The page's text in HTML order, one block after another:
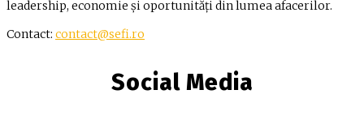
leadership, economie și oportunități din lumea afacerilor.
Contact: contact@sefi.ro
Social Media